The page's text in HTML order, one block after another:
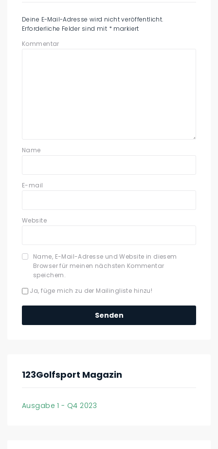
Deine E-Mail-Adresse wird nicht veröffentlicht.
Erforderliche Felder sind mit * markiert
Kommentar
Name
E-mail
Website
Name, E-Mail-Adresse und Website in diesem
Browser für meinen nächsten Kommentar
speichern.
Ja, füge mich zu der Mailingliste hinzu!
123Golfsport Magazin
Ausgabe 1 - Q4 2023